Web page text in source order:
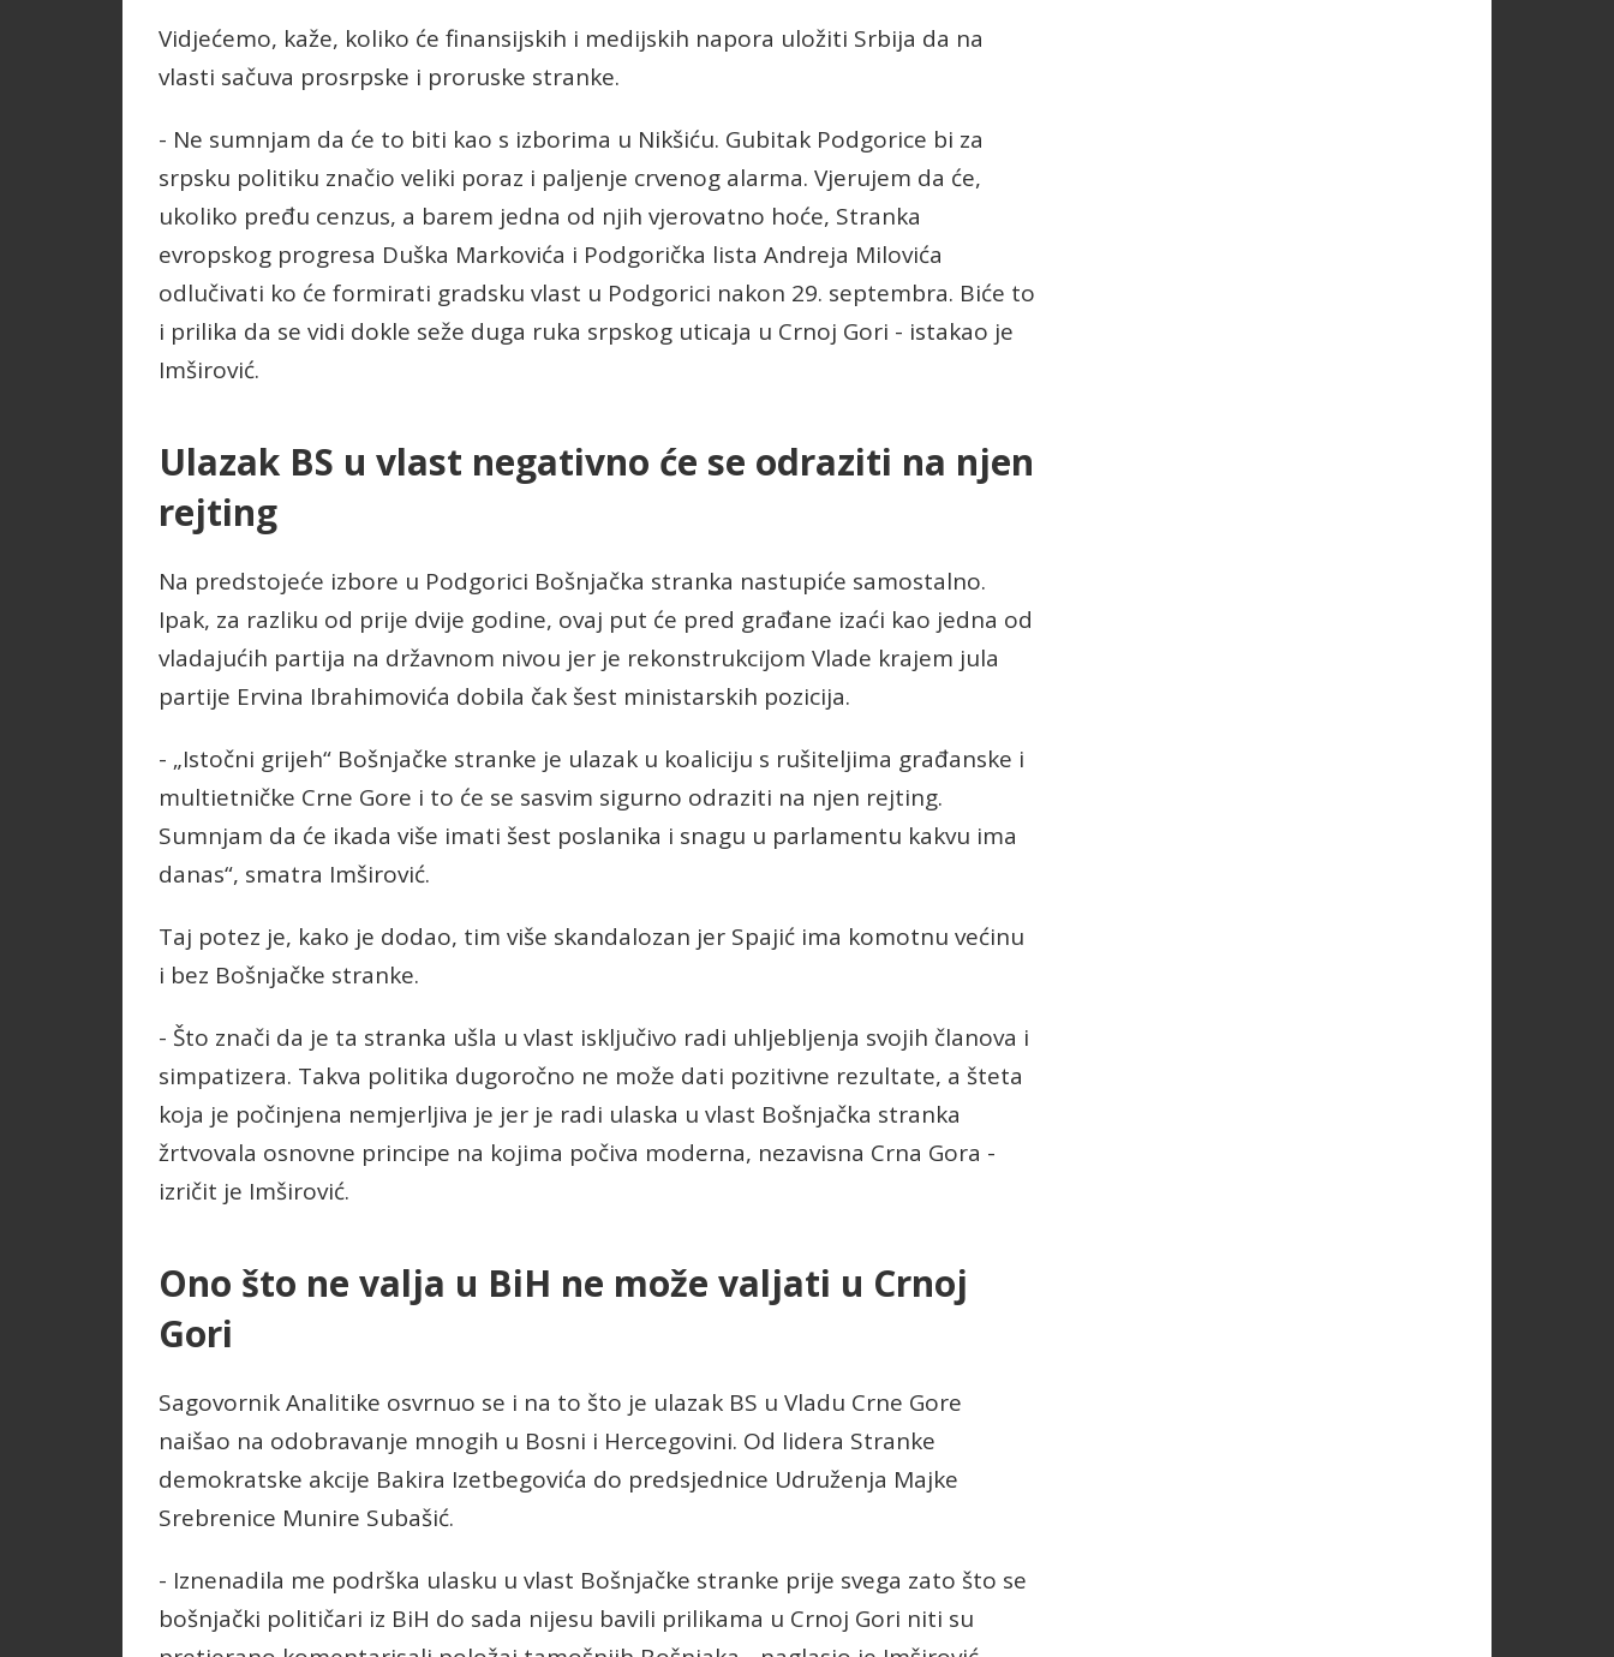
Vidjećemo, kaže, koliko će finansijskih i medijskih napora uložiti Srbija da na
vlasti sačuva prosrpske i proruske stranke.
- Ne sumnjam da će to biti kao s izborima u Nikšiću. Gubitak Podgorice bi za
srpsku politiku značio veliki poraz i paljenje crvenog alarma. Vjerujem da će,
ukoliko pređu cenzus, a barem jedna od njih vjerovatno hoće, Stranka
evropskog progresa Duška Markovića i Podgorička lista Andreja Milovića
odlučivati ko će formirati gradsku vlast u Podgorici nakon 29. septembra. Biće to
i prilika da se vidi dokle seže duga ruka srpskog uticaja u Crnoj Gori - istakao je
Imširović.
Ulazak BS u vlast negativno će se odraziti na njen
rejting
Na predstojeće izbore u Podgorici Bošnjačka stranka nastupiće samostalno.
Ipak, za razliku od prije dvije godine, ovaj put će pred građane izaći kao jedna od
vladajućih partija na državnom nivou jer je rekonstrukcijom Vlade krajem jula
partije Ervina Ibrahimovića dobila čak šest ministarskih pozicija.
- „Istočni grijeh“ Bošnjačke stranke je ulazak u koaliciju s rušiteljima građanske i
multietničke Crne Gore i to će se sasvim sigurno odraziti na njen rejting.
Sumnjam da će ikada više imati šest poslanika i snagu u parlamentu kakvu ima
danas“, smatra Imširović.
Taj potez je, kako je dodao, tim više skandalozan jer Spajić ima komotnu većinu
i bez Bošnjačke stranke.
- Što znači da je ta stranka ušla u vlast isključivo radi uhljebljenja svojih članova i
simpatizera. Takva politika dugoročno ne može dati pozitivne rezultate, a šteta
koja je počinjena nemjerljiva je jer je radi ulaska u vlast Bošnjačka stranka
žrtvovala osnovne principe na kojima počiva moderna, nezavisna Crna Gora -
izričit je Imširović.
Ono što ne valja u BiH ne može valjati u Crnoj
Gori
Sagovornik Analitike osvrnuo se i na to što je ulazak BS u Vladu Crne Gore
naišao na odobravanje mnogih u Bosni i Hercegovini. Od lidera Stranke
demokratske akcije Bakira Izetbegovića do predsjednice Udruženja Majke
Srebrenice Munire Subašić.
- Iznenadila me podrška ulasku u vlast Bošnjačke stranke prije svega zato što se
bošnjački političari iz BiH do sada nijesu bavili prilikama u Crnoj Gori niti su